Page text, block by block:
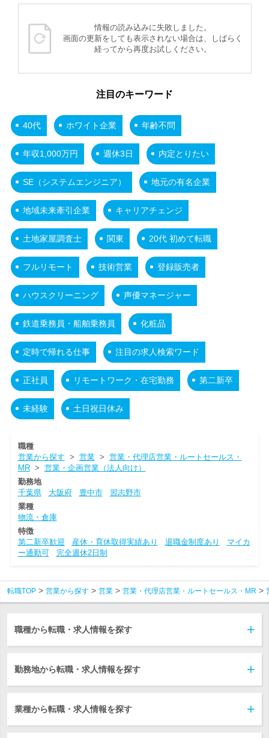
情報の読み込みに失敗しました。
画面の更新をしても表示されない場合は、しばらく
経ってから再度お試しください。
注目のキーワード
40代 ホワイト企業 年齢不問
年収1,000万円 週休3日 内定とりたい
SE（システムエンジニア） 地元の有名企業
地域未来牽引企業 キャリアチェンジ
土地家屋調査士 関東 20代 初めて転職
フルリモート 技術営業 登録販売者
ハウスクリーニング 声優マネージャー
鉄道乗務員・船舶乗務員 化粧品
定時で帰れる仕事 注目の求人検索ワード
正社員 リモートワーク・在宅勤務 第二新卒
未経験 土日祝日休み
職種
営業から探す > 営業> 営業・代理店営業・ルートセールス・
MR> 営業・企画営業（法人向け）
勤務地
千葉県
大阪府 豊中市
習志野市
業種
物流・倉庫
特徴
第二新卒歓迎
産休・育休取得実績あり 退職金制度あり
マイカ
ー通勤可
完全週休2日制
転職TOP 営業から探す 営業 営業・代理店営業・ルートセールス・MR
職種から転職・求人情報を探す
勤務地から転職・求人情報を探す
業種から転職・求人情報を探す